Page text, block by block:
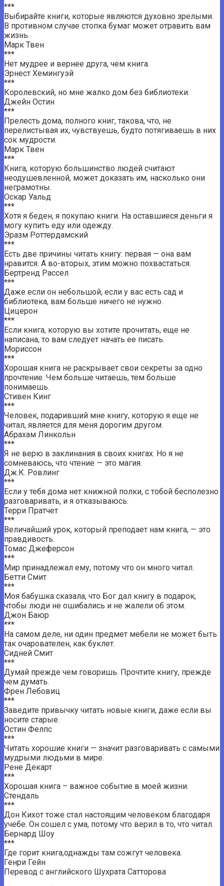
***
Выбирайте книги, которые являются духовно зрелыми.
В противном случае стопка бумаг может отравить вам
жизнь.
Марк Твен
***
Нет мудрее и вернее друга, чем книга.
Эрнест Хемингуэй
***
Королевский, но мне жалко дом без библиотеки.
Джейн Остин
***
Прелесть дома, полного книг, такова, что, не
перелистывая их, чувствуешь, будто потягиваешь в них
сок мудрости.
Марк Твен
***
Книга, которую большинство людей считают
неодушевленной, может доказать им, насколько они
неграмотны.
Оскар Уальд
***
Хотя я беден, я покупаю книги. На оставшиеся деньги я
могу купить еду или одежду.
Эразм Роттердамский
***
Есть две причины читать книгу: первая — она вам
нравится. А во-вторых, этим можно похвастаться.
Бертренд Рассел
***
Даже если он небольшой, если у вас есть сад и
библиотека, вам больше ничего не нужно.
Цицерон
***
Если книга, которую вы хотите прочитать, еще не
написана, то вам следует начать ее писать.
Мориссон
***
Хорошая книга не раскрывает свои секреты за одно
прочтение. Чем больше читаешь, тем больше
понимаешь.
Стивен Кинг
***
Человек, подаривший мне книгу, которую я еще не
читал, является для меня дорогим другом.
Абрахам Линкольн
***
Я не верю в заклинания в своих книгах. Но я не
сомневаюсь, что чтение — это магия.
Дж.К. Ровлинг
***
Если у тебя дома нет книжной полки, с тобой бесполезно
разговаривать, и я отказываюсь.
Терри Пратчет
***
Величайший урок, который преподает нам книга, — это
правдивость.
Томас Джеферсон
***
Мир принадлежал ему, потому что он много читал.
Бетти Смит
***
Моя бабушка сказала, что Бог дал книгу в подарок,
чтобы люди не ошибались и не жалели об этом.
Джон Баюр
***
На самом деле, ни один предмет мебели не может быть
так очарователен, как буклет.
Сидней Смит
***
Думай прежде чем говоришь. Прочтите книгу, прежде
чем думать.
Френ Лебовиц
***
Заведите привычку читать новые книги, даже если вы
носите старые.
Остин Фелпс
***
Читать хорошие книги — значит разговаривать с самыми
мудрыми людьми в мире.
Рене Декарт
***
Хорошая книга – важное событие в моей жизни.
Стендаль
***
Дон Кихот тоже стал настоящим человеком благодаря
учебе. Он сошел с ума, потому что верил в то, что читал.
Бернард Шоу
***
Где горит книга,однажды там сожгут человека.
Генри Гейн
Перевод с английского Шухрата Сатторова